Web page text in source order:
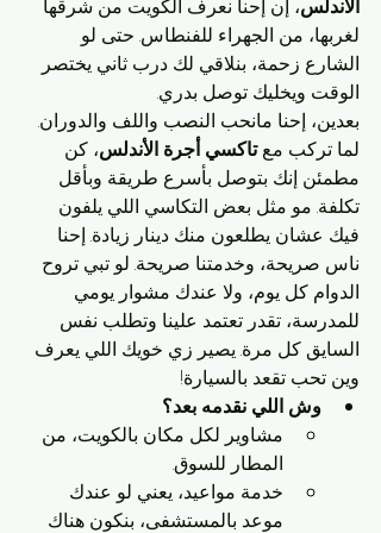
الأندلس، إن إحنا نعرف الكويت من شرقها
لغربها، من الجهراء للفنطاس. حتى لو
الشارع زحمة، بنلاقي لك درب ثاني يختصر
الوقت ويخليك توصل بدري.
بعدين، إحنا مانحب النصب واللف والدوران.
لما تركب مع تاكسي أجرة الأندلس، كن
مطمئن إنك بتوصل بأسرع طريقة وبأقل
تكلفة. مو مثل بعض التكاسي اللي يلفون
فيك عشان يطلعون منك دينار زيادة. إحنا
ناس صريحة، وخدمتنا صريحة. لو تبي تروح
الدوام كل يوم، ولا عندك مشوار يومي
للمدرسة، تقدر تعتمد علينا وتطلب نفس
السايق كل مرة. يصير زي خويك اللي يعرف
وين تحب تقعد بالسيارة!
وش اللي نقدمه بعد؟
مشاوير لكل مكان بالكويت، من
المطار للسوق.
خدمة مواعيد، يعني لو عندك
موعد بالمستشفى، بنكون هناك